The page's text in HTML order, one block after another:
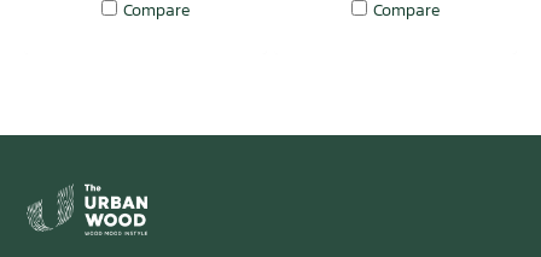
Compare
Compare